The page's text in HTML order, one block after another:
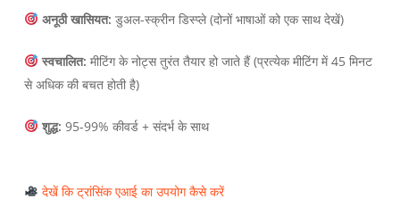
अनूठी खासियत: डुअल-स्क्रीन डिस्प्ले (दोनों भाषाओं को एक साथ देखें)
स्वचालित: मीटिंग के नोट्स तुरंत तैयार हो जाते हैं (प्रत्येक मीटिंग में 45 मिनट
से अधिक की बचत होती है)
शुद्ध: 95-99% कीवर्ड + संदर्भ के साथ
देखें कि ट्रांसिंक एआई का उपयोग कैसे करें